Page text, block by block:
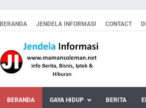
BERANDA JENDELA INFORMASI CONTACT
BERANDA GAYA HIDUP BERITA